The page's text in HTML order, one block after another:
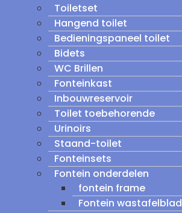
Toiletset
Hangend toilet
Bedieningspaneel toilet
Bidets
WC Brillen
Fonteinkast
Inbouwreservoir
Toilet toebehorende
Urinoirs
Staand-toilet
Fonteinsets
Fontein onderdelen
fontein frame
Fontein wastafelblad